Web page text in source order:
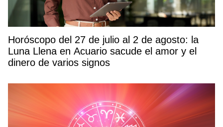
Horóscopo del 27 de julio al 2 de agosto: la
Luna Llena en Acuario sacude el amor y el
dinero de varios signos